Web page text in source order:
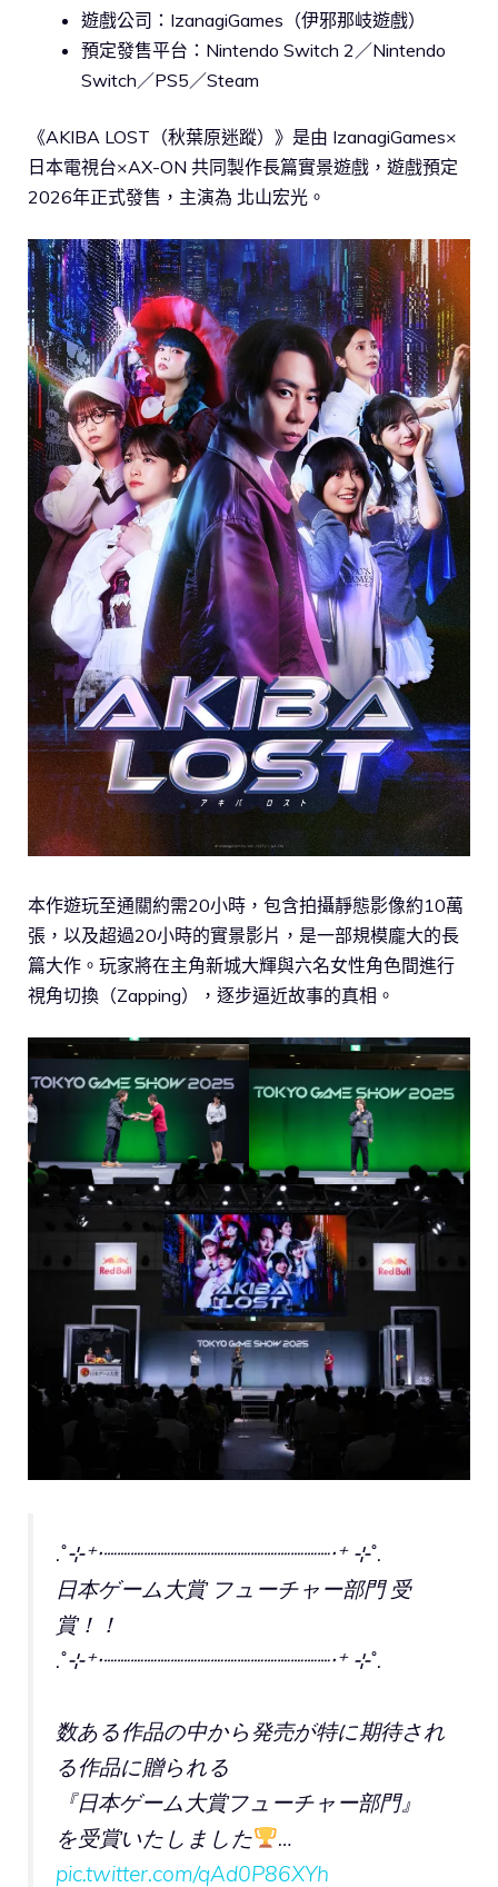
遊戲公司：IzanagiGames（伊邪那岐遊戲）
預定發售平台：Nintendo Switch 2／Nintendo
Switch／PS5／Steam
《AKIBA LOST（秋葉原迷蹤）》是由 IzanagiGames×
日本電視台×AX-ON 共同製作長篇實景遊戲，遊戲預定
2026年正式發售，主演為 北山宏光。
本作遊玩至通關約需20小時，包含拍攝靜態影像約10萬
張，以及超過20小時的實景影片，是一部規模龐大的長
篇大作。玩家將在主角新城大輝與六名女性角色間進行
視角切換（Zapping），逐步逼近故事的真相。
.˚⊹⁺‧┈┈┈┈┈┈┈┈┈┈┈┈┈┈┈┈┈‧⁺ ⊹˚.
日本ゲーム大賞 フューチャー部門 受
賞！！
.˚⊹⁺‧┈┈┈┈┈┈┈┈┈┈┈┈┈┈┈┈┈‧⁺ ⊹˚.
数ある作品の中から発売が特に期待され
る作品に贈られる
『日本ゲーム大賞フューチャー部門』
を受賞いたしました
…
pic.twitter.com/qAd0P86XYh